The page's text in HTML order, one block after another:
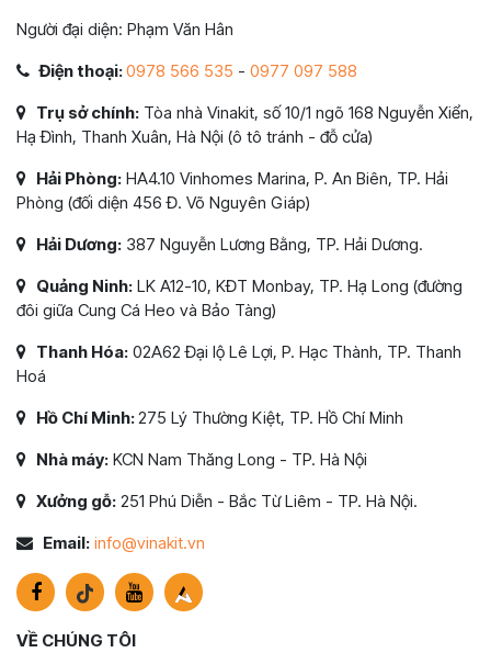
Người đại diện: Phạm Văn Hân
Điện thoại:0978 566 535 - 0977 097 588
Trụ sở chính: Tòa nhà Vinakit, số 10/1 ngõ 168 Nguyễn Xiển,
Hạ Đình, Thanh Xuân, Hà Nội (ô tô tránh - đỗ cửa)
Hải Phòng: HA4.10 Vinhomes Marina, P. An Biên, TP. Hải
Phòng (đối diện 456 Đ. Võ Nguyên Giáp)
Hải Dương: 387 Nguyễn Lương Bằng, TP. Hải Dương.
Quảng Ninh: LK A12-10, KĐT Monbay, TP. Hạ Long (đường
đôi giữa Cung Cá Heo và Bảo Tàng)
Thanh Hóa: 02A62 Đại lộ Lê Lợi, P. Hạc Thành, TP. Thanh
Hoá
Hồ Chí Minh:275 Lý Thường Kiệt, TP. Hồ Chí Minh
Nhà máy: KCN Nam Thăng Long - TP. Hà Nội
Xưởng gỗ: 251 Phú Diễn - Bắc Từ Liêm - TP. Hà Nội.
Email: info@vinakit.vn
VỀ CHÚNG TÔI